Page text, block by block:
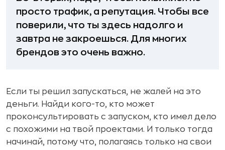
просто трафик, а репутация. Чтобы все
поверили, что ты здесь надолго и
завтра не закроешься. Для многих
брендов это очень важно.
Если ты решил запускаться, не жалей на это
деньги. Найди кого-то, кто может
проконсультировать с запуском, кто имел дело
с похожими на твой проектами. И только тогда
начинай, потому что, полагаясь только на свои